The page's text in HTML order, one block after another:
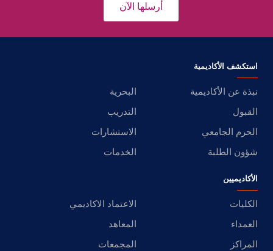
أرسلها الآن
استكشف الأكاديمية
نبذة عن الأكاديمية
البحرية
القبول
التدريب
الحرم الجامعي
الاستشارات
شؤون الطلبة
الخدمات
الأكاديميين
الكليات
الاعتماد الاكاديمي
العمداء
المعاهد
المراكز
المجمعات